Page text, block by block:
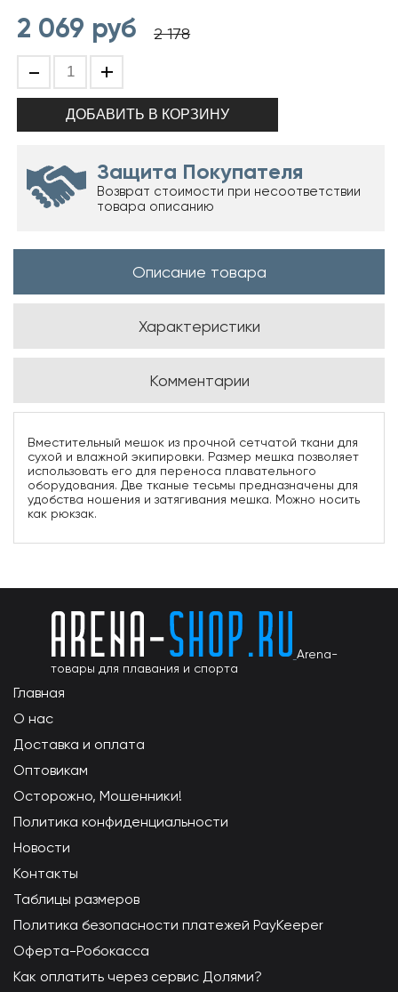
2 069 руб 2 178
- +
Защита Покупателя
Возврат стоимости при несоответствии
товара описанию
Описание товара
Характеристики
Комментарии
Вместительный мешок из прочной сетчатой ткани для
сухой и влажной экипировки. Размер мешка позволяет
использовать его для переноса плавательного
оборудования. Две тканые тесьмы предназначены для
удобства ношения и затягивания мешка. Можно носить
как рюкзак.
Arena-
товары для плавания и спорта
Главная
О нас
Доставка и оплата
Оптовикам
Осторожно, Мошенники!
Политика конфиденциальности
Новости
Контакты
Таблицы размеров
Политика безопасности платежей PayKeeper
Оферта-Робокасса
Как оплатить через сервис Долями?